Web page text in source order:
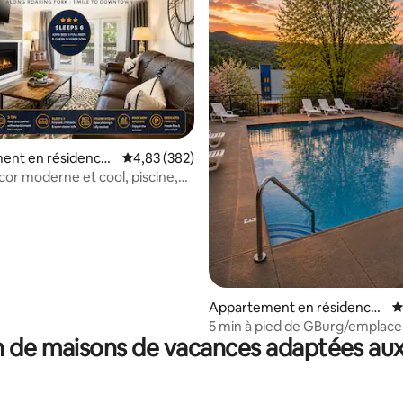
base de 425 commentaires : 4,91 sur 5
en résidence
Évaluation moyenne sur la base de 382
4,83 (382)
moderne et cool, piscine,
Appartement en résidence
⋅ Gatlinburg
5 min à pied de GBurg/
incroyable/vue sur la ville et les
montagnes
de maisons de vacances adaptées